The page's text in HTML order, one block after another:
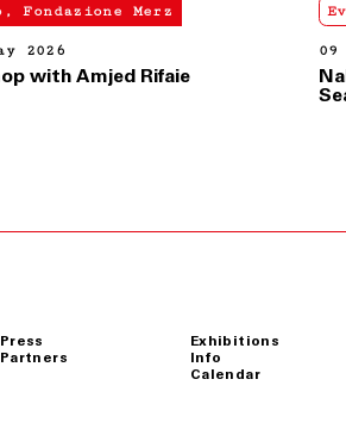
Events Torino,
Nabil Bey Salameh “Il mare
Press
Partners
Exhibitions
Info
Calendar